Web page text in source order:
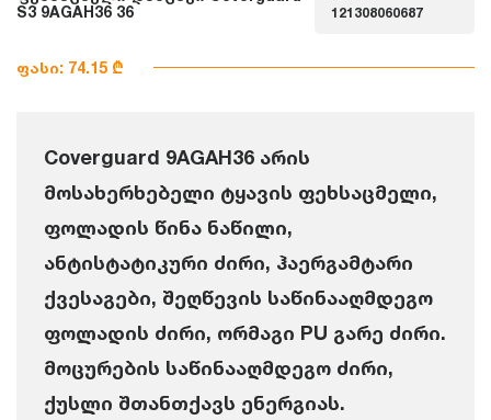
S3 9AGAH36 36
121308060687
ფასი: 74.15 ₾
Coverguard 9AGAH36 არის
მოსახერხებელი ტყავის ფეხსაცმელი,
ფოლადის წინა ნაწილი,
ანტისტატიკური ძირი, ჰაერგამტარი
ქვესაგები, შეღწევის საწინააღმდეგო
ფოლადის ძირი, ორმაგი PU გარე ძირი.
მოცურების საწინააღმდეგო ძირი,
ქუსლი შთანთქავს ენერგიას.